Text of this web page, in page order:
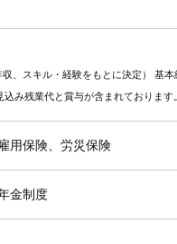
収、スキル・経験をもとに決定） 基
み残業代と賞与が含まれておりま
用保険、労災保険
金制度